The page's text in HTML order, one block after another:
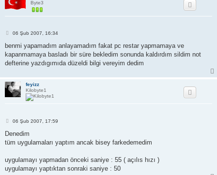
Byte3
M
s
j
06 Şub 2007, 16:34
benmi yapamadım anlayamadım fakat pc restar yapmamaya ve
kapanmamaya basladı bir süre bekledim sonunda kaldırdım sildim not
defterine yazdıgımıda düzeldi bilgi vereyim dedim
feyizz
Kilobyte1
M
s
j
06 Şub 2007, 17:59
Denedim
tüm uygulamaları yaptım ancak bisey farkedemedim
uygulamayı yapmadan önceki saniye : 55 ( açılıs hızı )
uygulamayı yaptıktan sonraki saniye : 50